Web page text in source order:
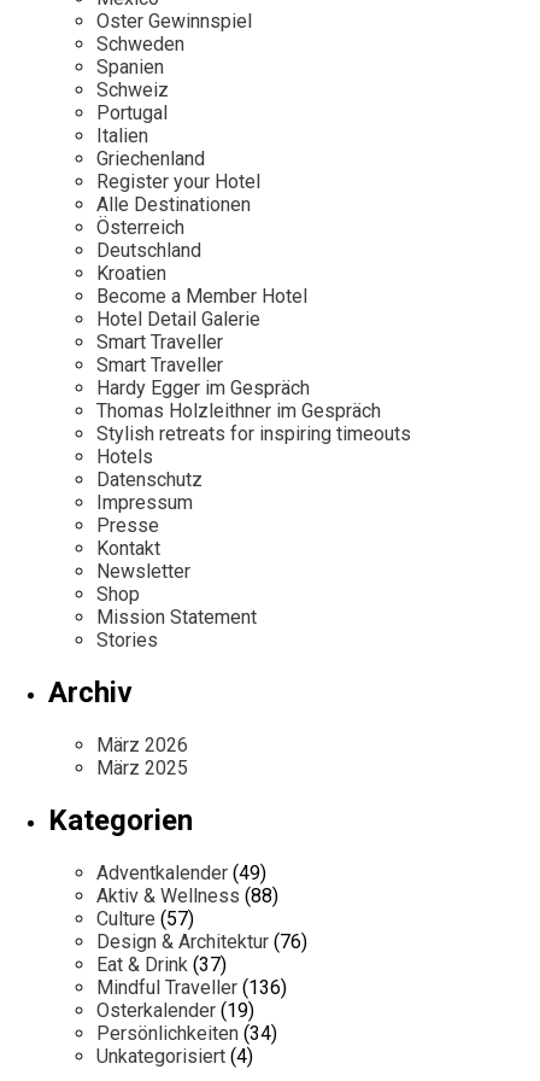
Mexico
Niederlande
Österreich
Portugal
Schweden
Spanien
Schweiz
Persönlichkeiten
Our Story
Career
Kontakt
Impressum
Oster Gewinnspiel
Schweden
Spanien
Schweiz
Portugal
Italien
Griechenland
Register your Hotel
Alle Destinationen
Österreich
Deutschland
Kroatien
Become a Member Hotel
Hotel Detail Galerie
Smart Traveller
Smart Traveller
Hardy Egger im Gespräch
Thomas Holzleithner im Gespräch
Stylish retreats for inspiring timeouts
Hotels
Datenschutz
Impressum
Presse
Kontakt
Newsletter
Shop
Mission Statement
Stories
Archiv
März 2026
März 2025
Kategorien
Adventkalender (49)
Aktiv & Wellness (88)
Culture (57)
Design & Architektur (76)
Eat & Drink (37)
Mindful Traveller (136)
Osterkalender (19)
Persönlichkeiten (34)
Unkategorisiert (4)